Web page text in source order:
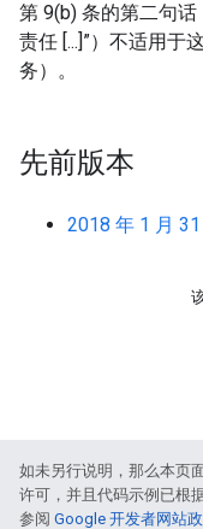
第 9(b) 条的第二句话
责任 [...]”）不适用于
务）。
先前版本
2018 年 1 月 31
如未另行说明，那么本页
许可，并且代码示例已根
参阅 Google 开发者网站